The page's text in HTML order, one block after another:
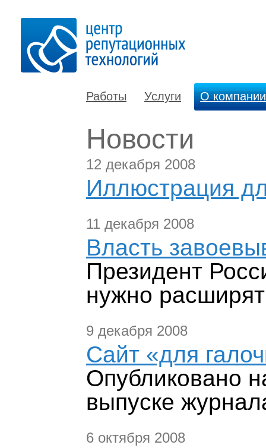
Работы Услуги О компании
Новости
12 декабря 2008
Иллюстрация
11 декабря 2008
Власть
Президент
нужно
9 декабря 2008
Сайт «для
Опубликовано
выпуске
6 октября 2008